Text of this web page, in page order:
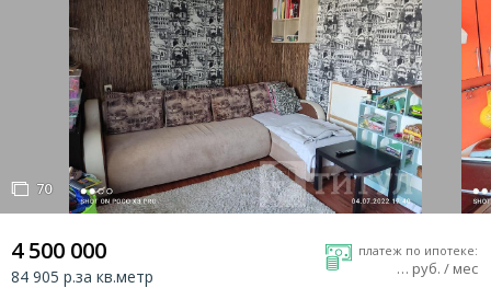
70
70
4 500 000
84 905 р.за кв.метр
платеж по ипотеке:
… руб. / мес